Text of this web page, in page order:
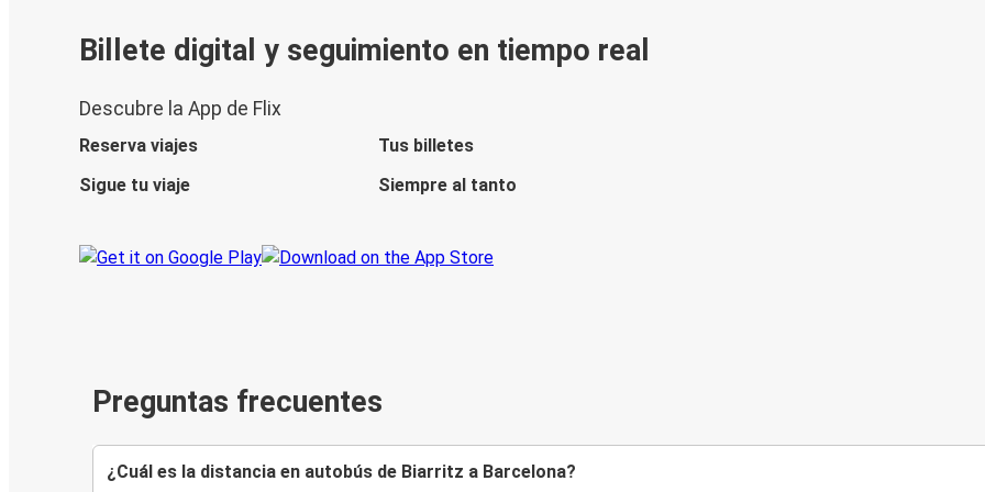
Billete digital y seguimiento en tiempo real
Descubre la App de Flix
Reserva viajes
Tus billetes
Sigue tu viaje
Siempre al tanto
Preguntas frecuentes
¿Cuál es la distancia en autobús de Biarritz a Barcelona?